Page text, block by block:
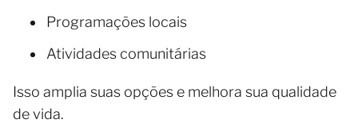
Programações locais
Atividades comunitárias
Isso amplia suas opções e melhora sua qualidade
de vida.